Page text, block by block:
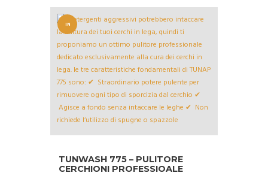
IN
OFFERT
A!
TUNWASH 775 – PULITORE
CERCHIONI PROFESSIOALE